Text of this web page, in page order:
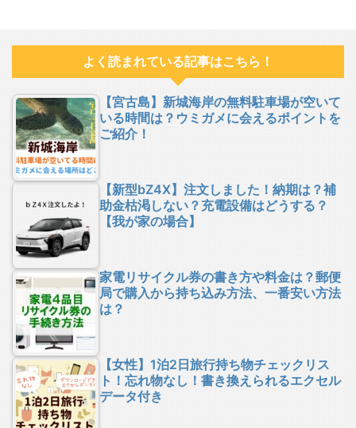
よく読まれている記事はこちら！
【宮古島】新城海岸の無料駐車場が空いて
いる時間は？ウミガメに会えるポイントを
ご紹介！
【新型bZ4X】注文しました！納期は？補
助金枯渇しない？充電設備はどうする？
【我が家の場合】
家電リサイクル券の書き方や料金は？郵便
局で購入から持ち込み方法、一番安い方法
は？
【女性】1泊2日旅行持ち物チェックリス
ト！忘れ物なし！書き換えられるエクセル
データ付き